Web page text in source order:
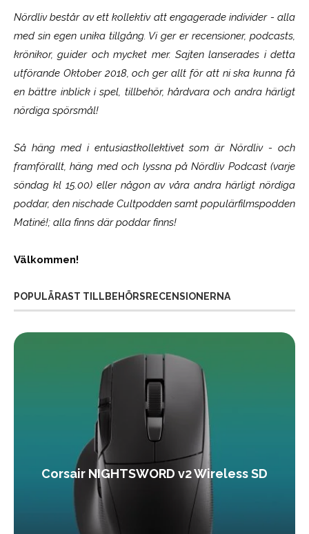
Nördliv består av ett kollektiv att engagerade individer - alla
med sin egen unika tillgång. Vi ger er recensioner, podcasts,
krönikor, guider och mycket mer. Sajten lanserades i detta
utförande Oktober 2018, och ger allt för att ni ska kunna få
en bättre inblick i spel, tillbehör, hårdvara och andra härligt
nördiga spörsmål!
Så häng med i entusiastkollektivet som ärNördliv- och
framförallt, häng med och lyssna på Nördliv Podcast (varje
söndag kl 15.00) eller någon av våra andra härligt nördiga
poddar, den nischade Cultpodden samt populärfilmspodden
Matiné!; alla finns där poddar finns!
Välkommen!
POPULÄRAST TILLBEHÖRSRECENSIONERNA
Corsair NIGHTSWORD v2 Wireless SD